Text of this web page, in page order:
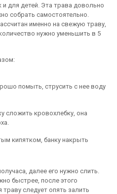
для детей. Эта трава довольно
собрать самостоятельно.
именно на свежую траву,
нужно уменьшить в 5
помыть, струсить с нее воду
сложить кровохлебку, она
кипятком, банку накрыть
далее его нужно слить.
быстрее, после этого
следует опять залить